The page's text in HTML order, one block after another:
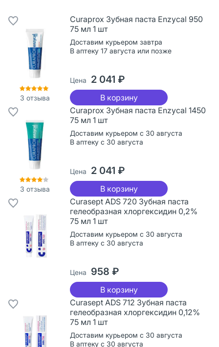
3 отзыва
Curaprox Зубная паста Enzycal 950
75 мл 1 шт
Доставим курьером завтра
В аптеку 17 августа или позже
Цена 2 041 ₽
В корзину
3 отзыва
Curaprox Зубная паста Enzycal 1450
75 мл 1 шт
Доставим курьером с 30 августа
В аптеку с 30 августа
Цена 2 041 ₽
В корзину
Curasept ADS 720 Зубная паста
гелеобразная хлоргексидин 0,2%
75 мл 1 шт
Доставим курьером с 30 августа
В аптеку с 30 августа
Цена 958 ₽
В корзину
Curasept ADS 712 Зубная паста
гелеобразная хлоргексидин 0,12%
75 мл 1 шт
Доставим курьером с 30 августа
В аптеку с 30 августа